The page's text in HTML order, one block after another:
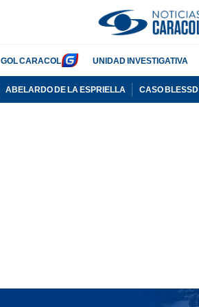
GOL CARACOL UNIDAD INVESTIGATIVA
ABELARDO DE LA ESPRIELLA CASO BLESSD